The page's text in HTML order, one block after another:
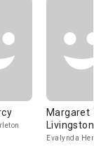
Margaret
Livingston
Evalynda